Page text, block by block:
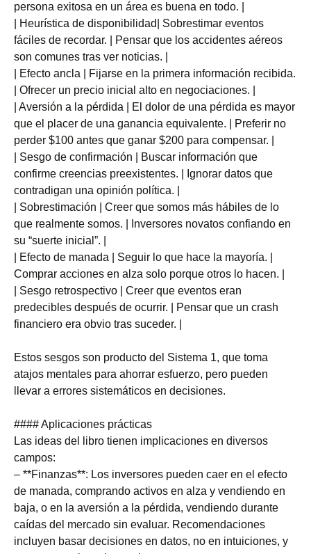
persona exitosa en un área es buena en todo. |
| Heurística de disponibilidad| Sobrestimar eventos
fáciles de recordar. | Pensar que los accidentes aéreos
son comunes tras ver noticias. |
| Efecto ancla | Fijarse en la primera información recibida.
| Ofrecer un precio inicial alto en negociaciones. |
| Aversión a la pérdida | El dolor de una pérdida es mayor
que el placer de una ganancia equivalente. | Preferir no
perder $100 antes que ganar $200 para compensar. |
| Sesgo de confirmación | Buscar información que
confirme creencias preexistentes. | Ignorar datos que
contradigan una opinión política. |
| Sobrestimación | Creer que somos más hábiles de lo
que realmente somos. | Inversores novatos confiando en
su “suerte inicial”. |
| Efecto de manada | Seguir lo que hace la mayoría. |
Comprar acciones en alza solo porque otros lo hacen. |
| Sesgo retrospectivo | Creer que eventos eran
predecibles después de ocurrir. | Pensar que un crash
financiero era obvio tras suceder. |
Estos sesgos son producto del Sistema 1, que toma
atajos mentales para ahorrar esfuerzo, pero pueden
llevar a errores sistemáticos en decisiones.
#### Aplicaciones prácticas
Las ideas del libro tienen implicaciones en diversos
campos:
– **Finanzas**: Los inversores pueden caer en el efecto
de manada, comprando activos en alza y vendiendo en
baja, o en la aversión a la pérdida, vendiendo durante
caídas del mercado sin evaluar. Recomendaciones
incluyen basar decisiones en datos, no en intuiciones, y